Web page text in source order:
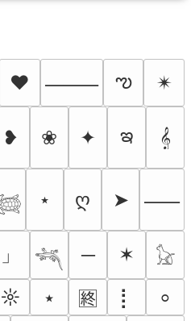
♥ ⸻ ఌ ✴︎
❥ ❀ ✦ ఇ 𝄞
⋆ ღ ➤ ⸺
」 𓆈 ─ ✶
𓃠
☼ ⭑ 🈡 ⡇
⸰